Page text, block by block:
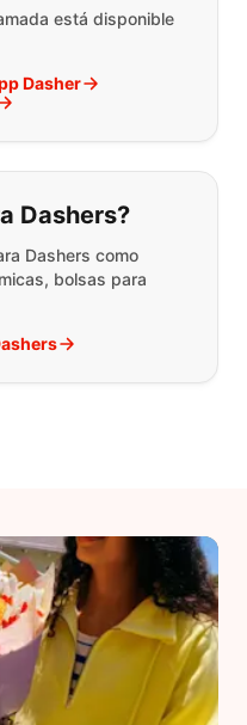
está disponible
Dasher
Dashers?
Dashers como
bolsas para